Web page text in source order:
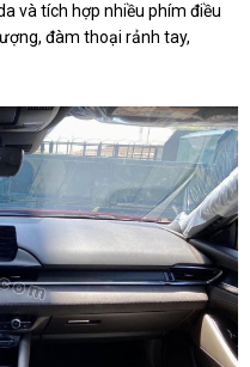
và tích hợp nhiều phím điều
đàm thoại rảnh tay,